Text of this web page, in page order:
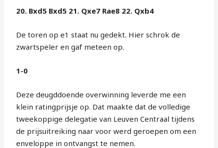
20. Bxd5 Bxd5 21. Qxe7 Rae8 22. Qxb4
De toren op e1 staat nu gedekt. Hier schrok de
zwartspeler en gaf meteen op.
1-0
Deze deugddoende overwinning leverde me een
klein ratingprijsje op. Dat maakte dat de volledige
tweekoppige delegatie van Leuven Centraal tijdens
de prijsuitreiking naar voor werd geroepen om een
enveloppe in ontvangst te nemen.